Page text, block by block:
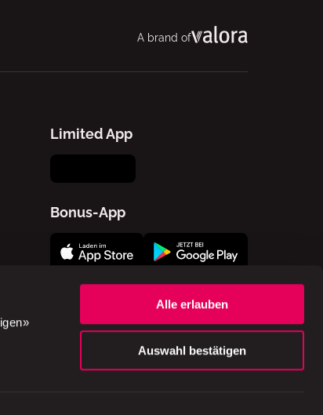
Alle erlauben
Auswahl bestätigen
A brand of
Limited App
Bonus-App
Cookie-Einstellungen